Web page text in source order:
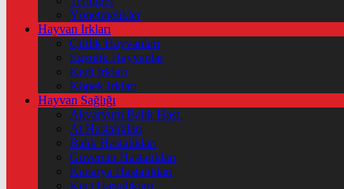
Yönetmelikler
Hayvan Irkları
Çiftlik Hayvanları
Egzotik Hayvanlar
Kedi Irkları
Köpek Irkları
Hayvan Sağlığı
Akvaryum Balık Hast.
At Hastalıkları
Balık Hastalıkları
Güvercin Hastalıkları
Kanarya Hastalıkları
Keçi Hastalıkları